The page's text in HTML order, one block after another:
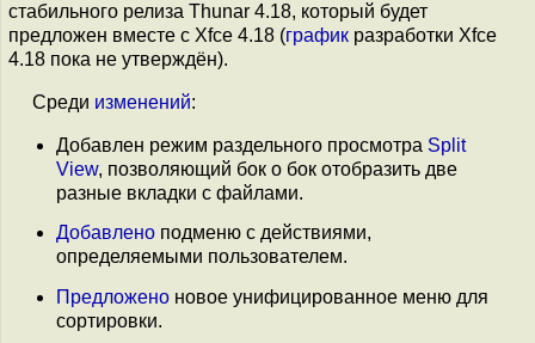
стабильного релиза Thunar 4.18, который будет
предложен вместе с Xfce 4.18 (график разработки Xfce
4.18 пока не утверждён).
Среди изменений:
Добавлен режим раздельного просмотра Split
View, позволяющий бок о бок отобразить две
разные вкладки с файлами.
Добавлено подменю с действиями,
определяемыми пользователем.
Предложено новое унифицированное меню для
сортировки.